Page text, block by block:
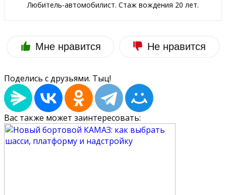
Любитель-автомобилист. Стаж вождения 20 лет.
Мне нравится Не нравится
Поделись с друзьями. Тыц!
Вас также может заинтересовать: